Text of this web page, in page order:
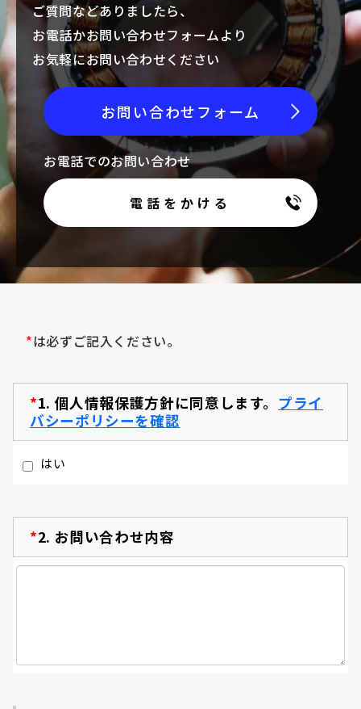
ご質問などありましたら、
お電話かお問い合わせフォームより
お気軽にお問い合わせください
お問い合わせフォーム
お電話でのお問い合わせ
電話をかける
*は必ずご記入ください。
*1. 個人情報保護方針に同意します。 プライ
バシーポリシーを確認
はい
*2. お問い合わせ内容